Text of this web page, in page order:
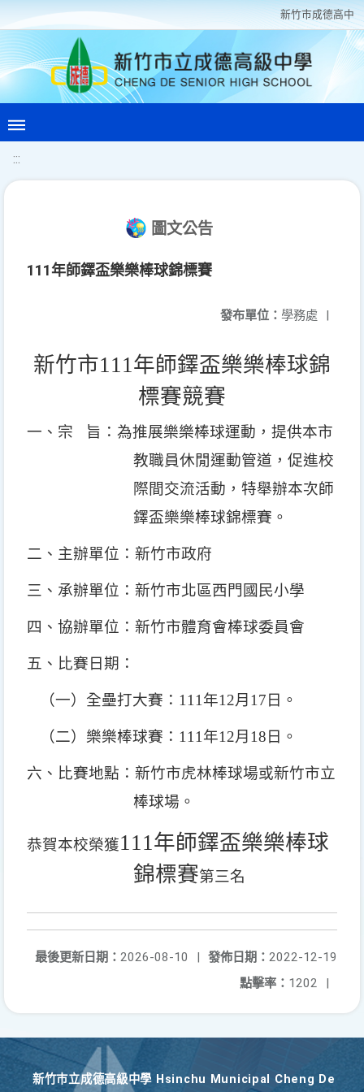
新竹巿成德高中
:::
圖文公告
111年師鐸盃樂樂棒球錦標賽
發布單位： 學務處 |
新竹市111年師鐸盃樂樂棒球錦
標賽競賽
一、宗
旨：為推展樂樂棒球運動，提供本市
教職員休閒運動管道，促進校
際間交流活動，特舉辦本次師
鐸盃樂樂棒球錦標賽。
二、主辦單位：新竹市政府
三、承辦單位：新竹市北區西門國民小學
四、協辦單位：新竹市體育會棒球委員會
五、比賽日期：
（一）全壘打大賽： 111 年12月 17 日。
（二）樂樂棒球賽： 111 年12月 18 日。
六、比賽地點：新竹市虎林棒球場或新竹市立
棒球場。
恭賀本校榮獲111年師鐸盃樂樂棒球
錦標賽第三名
發佈日期： 2022-12-19
最後更新日期： 2026-08-10
|
點擊率： 1202 |
新竹巿立成德高級中學 Hsinchu Municipal Cheng De